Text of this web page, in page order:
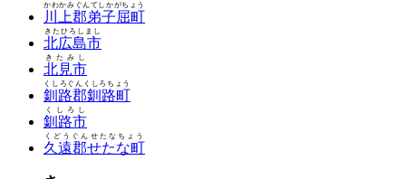
川上郡弟子屈町
かわかみぐんてしかがちょう
北広島市
きたひろしまし
北見市
きたみし
釧路郡釧路町
くしろぐんくしろちょう
釧路市
くしろし
久遠郡せたな町
くどうぐんせたなちょう